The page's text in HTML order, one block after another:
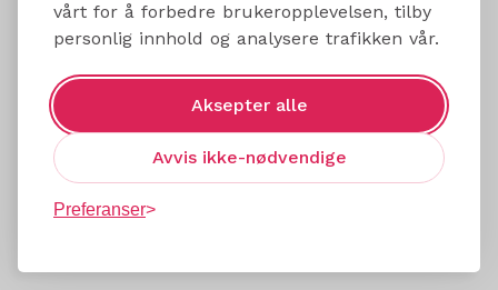
vårt for å forbedre brukeropplevelsen, tilby
personlig innhold og analysere trafikken vår.
Aksepter alle
Avvis ikke-nødvendige
Preferanser